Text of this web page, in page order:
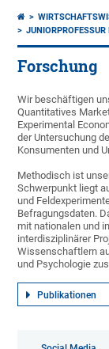
Forschung
Wir beschäftigen
Quantitatives
Experimental
der Untersuchung
Konsumenten und
Methodisch ist
Schwerpunkt liegt
und
Befragungsdaten.
mit nationalen und
interdisziplinärer
Wissenschaftlern
und Psychologie
Publikationen